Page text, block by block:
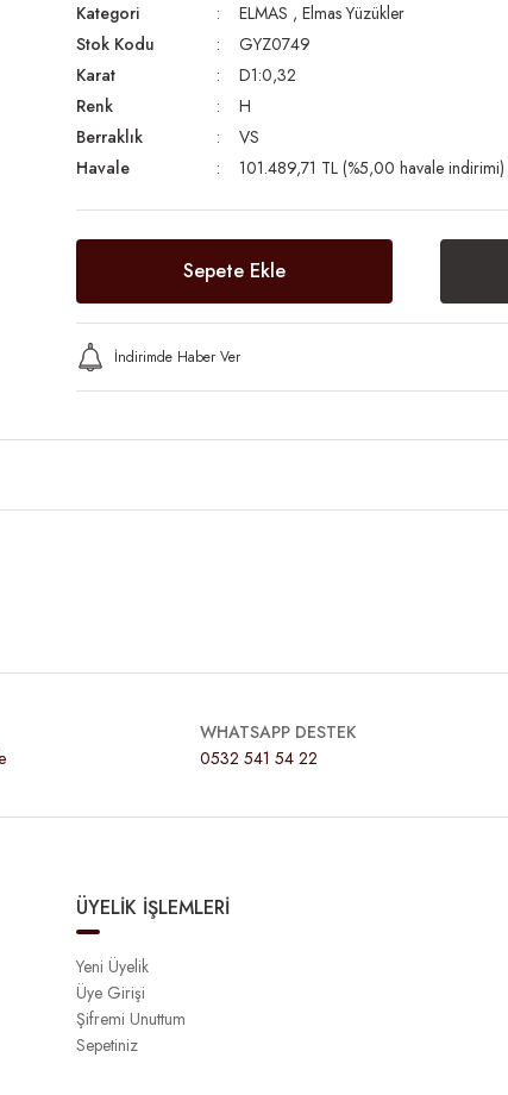
Kategori ELMAS , Elmas Yüzükler
Stok Kodu
GYZ0749
Karat
D1:0,32
Renk
H
Berraklık
VS
Havale
101.489,71 TL (%5,00 havale indirimi)
Sepete Ekle
İndirimde Haber Ver
WHATSAPP DESTEK
0532 541 54 22
ÜYELİK İŞLEMLERİ
Yeni Üyelik
Üye Girişi
Şifremi Unuttum
Sepetiniz